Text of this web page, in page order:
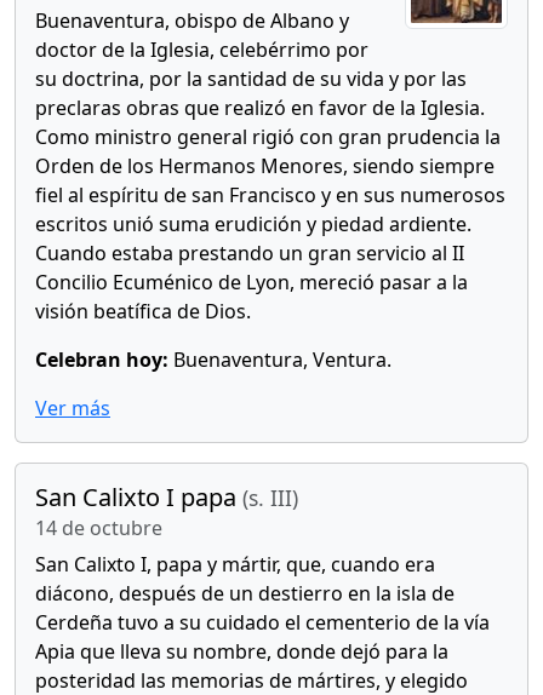
Buenaventura, obispo de Albano y
doctor de la Iglesia, celebérrimo por
su doctrina, por la santidad de su vida y por las
preclaras obras que realizó en favor de la Iglesia.
Como ministro general rigió con gran prudencia la
Orden de los Hermanos Menores, siendo siempre
fiel al espíritu de san Francisco y en sus numerosos
escritos unió suma erudición y piedad ardiente.
Cuando estaba prestando un gran servicio al II
Concilio Ecuménico de Lyon, mereció pasar a la
visión beatífica de Dios.
Celebran hoy: Buenaventura, Ventura.
Ver más
San Calixto I papa (s. III)
14 de octubre
San Calixto I, papa y mártir, que, cuando era
diácono, después de un destierro en la isla de
Cerdeña tuvo a su cuidado el cementerio de la vía
Apia que lleva su nombre, donde dejó para la
posteridad las memorias de mártires, y elegido